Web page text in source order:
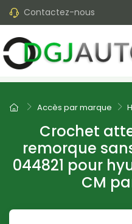
Contactez-nous
Accès par marque
Crochet
remorque
044821 pour
CM